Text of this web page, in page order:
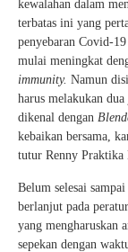
kewalahan dalam
terbatas ini yang
penyebaran Covid-
mulai meningkat
immunity. Namun
harus melakukan
dikenal dengan
kebaikan bersama,
tutur Renny Praktika
Belum selesai
berlanjut pada
yang mengharuskan
sepekan dengan